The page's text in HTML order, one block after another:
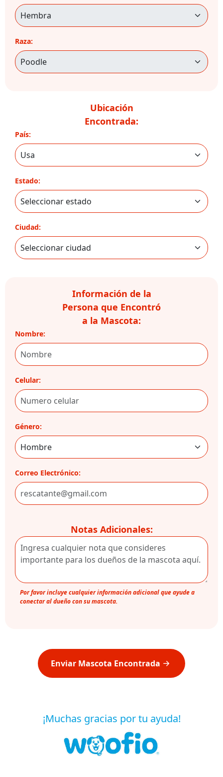
Raza:
Ubicación
Encontrada:
País:
Estado:
Ciudad:
Información de la
Persona que Encontró
a la Mascota:
Nombre:
Celular:
Género:
Correo Electrónico:
Notas Adicionales:
Por favor incluye cualquier información adicional que ayude a
conectar al dueño con su mascota.
Enviar Mascota Encontrada
¡Muchas gracias por tu ayuda!